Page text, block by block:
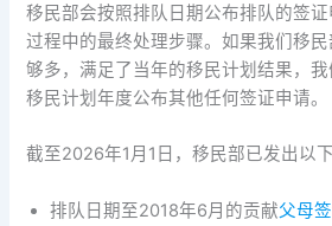
移民部会按照排队日期公布排队的签
过程中的最终处理步骤。如果我们移
够多，满足了当年的移民计划结果，
移民计划年度公布其他任何签证申请。
截至2026年1月1日，移民部已发出以
排队日期至2018年6月的贡献父母